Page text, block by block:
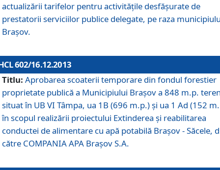
actualizării tarifelor pentru activităţile desfăşurate de
prestatorii serviciilor publice delegate, pe raza
Braşov.
602/16.12.2013
Titlu: Aprobarea scoaterii temporare din fondul forestier
proprietate publică a Municipiului Braşov a 848 m.p.
situat în UB VI Tâmpa, ua 1B (696 m.p.) şi ua 1 Ad (152
în scopul realizării proiectului Extinderea şi reabilitarea
conductei de alimentare cu apă potabilă Braşov - Săcele,
către COMPANIA APA Braşov S.A.